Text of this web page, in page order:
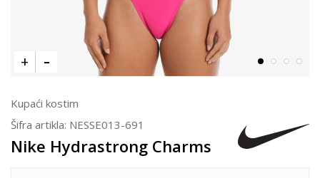
Kupaći kostim
Šifra artikla: NESSE013-691
Nike Hydrastrong Charms